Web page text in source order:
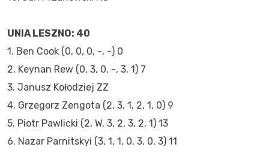
UNIA LESZNO: 40
1. Ben Cook (0, 0, 0, -, -) 0
2. Keynan Rew (0, 3, 0, -, 3, 1) 7
3. Janusz Kołodziej ZZ
4. Grzegorz Zengota (2, 3, 1, 2, 1, 0) 9
5. Piotr Pawlicki (2, W, 3, 2, 3, 2, 1) 13
6. Nazar Parnitskyi (3, 1, 1, 0, 3, 0, 3) 11